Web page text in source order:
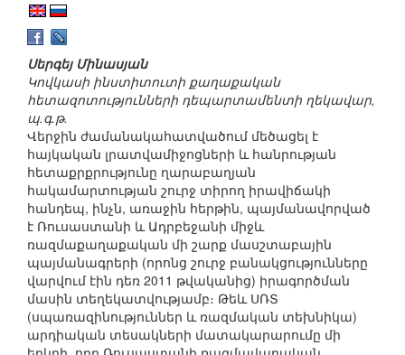
Սերգեյ Մինասյան
Կովկասի ինստիտուտի քաղաքական
հետազոտությունների դեպարտամենտի ղեկավար,
պ.գ.թ.
Վերջին ժամանակահատվածում մեծացել է
հայկական լրատվամիջոցների և հանրության
հետաքրքրությունը ղարաբաղյան
հակամարտության շուրջ տիրող իրավիճակի
հանդեպ, ինչն, առաջին հերթին, պայմանավորված
է Ռուսաստանի և Ադրբեջանի միջև
ռազմաքաղաքական մի շարք մասշտաբային
պայմանագրերի (որոնց շուրջ բանակցությունները
վարվում էին դեռ 2011 թվականից) իրագործման
մասին տեղեկատվությամբ։ Թեև ՍՌՏ
(սպառազինություններ և ռազմական տեխնիկա)
արդիական տեսակների մատակարարումը մի